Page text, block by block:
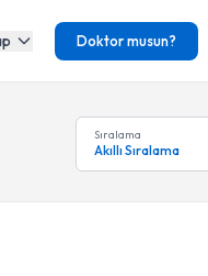
Doktor musun?
Sıralama
Akıllı Sıralama